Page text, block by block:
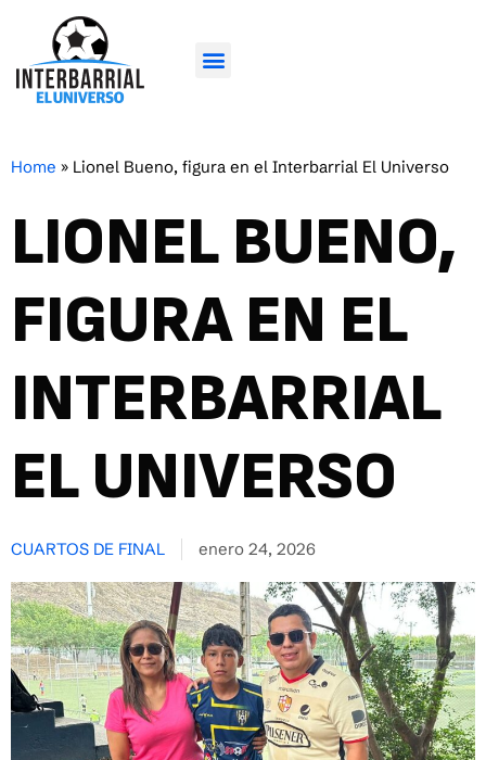
Home » Lionel Bueno, figura en el Interbarrial El Universo
LIONEL BUENO,
FIGURA EN EL
INTERBARRIAL
EL UNIVERSO
CUARTOS DE FINAL enero 24, 2026